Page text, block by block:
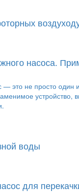
насоса.
это не просто один
воды
для